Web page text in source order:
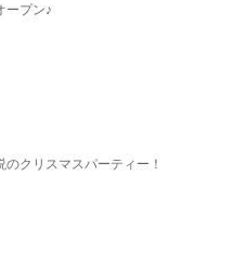
ープン♪
のクリスマスパーティー！